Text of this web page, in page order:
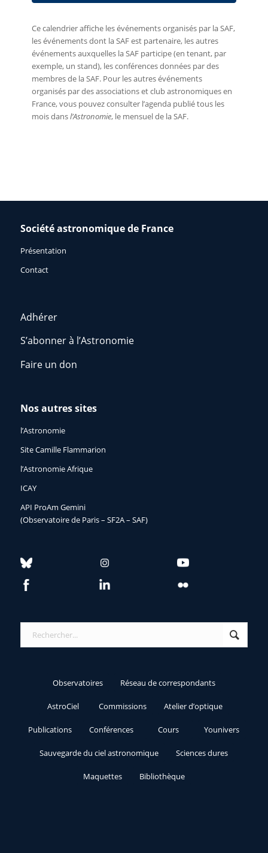
Ce calendrier affiche les événements organisés par la SAF,
les événements dont la SAF est partenaire, les autres
événements auxquelles la SAF participe (en tenant, par
exemple, un stand), les conférences données par des
membres de la SAF. Pour les autres événements
organisés par des associations et club astronomiques en
France, vous pouvez consulter l’agenda publié tous les
mois dansl’Astronomie, le mensuel de la SAF.
Société astronomique de France
Présentation
Contact
Adhérer
S’abonner à l’Astronomie
Faire un don
Nos autres sites
l’Astronomie
Site Camille Flammarion
l’Astronomie Afrique
ICAY
API ProAm Gemini
(Observatoire de Paris – SF2A – SAF)
Observatoires Réseau de correspondants
AstroCiel Commissions Atelier d’optique
Publications Conférences Cours Younivers
Sauvegarde du ciel astronomique Sciences dures
Maquettes Bibliothèque